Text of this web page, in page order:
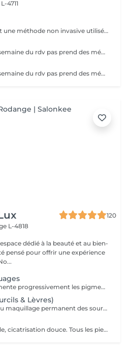
4711
Le détatouage au laser est une méthode non invasive utilisée pour enlever un tatouage de la peau en utilisant un laser. Ce processus est très populaire, car il permet de supprimer les tatouages de manière efficace tout en minimisant les risques de cicatrices. Le principe repose sur l'utilisation d e faisceaux lumineux qui fragmentent les pigments du tatouage.
Pas de rdv nécessaire La semaine du rdv pas prend des médicaments, des anti-inflamatoires, des antibiotiques et de cortisone.
Pas de rdv nécessaire La semaine du rdv pas prend des médicaments, des anti-inflamatoires, des antibiotiques et de cortisone.
120
L-4818
dédié à la beauté et au bien-
pensé pour offrir une expérience
et personnalisée. No...
Le laser Q-Switched fragmente progressivement les pigments du tatouage afin que l'organisme les élimine naturellement. Tatouages noirs Tatouages rouges Tatouages bleus Certains pigments colorés (selon leur composition) En moyenne 4 à 10 séances, espacées de 6 à 8 semaines, sont nécessaires. À LIRE AVANT VOTRE SÉANCE Évitez toute exposition au soleil et aux UV pendant les 2 semaines avant et après la séance. Informez-nous si vous prenez un traitement photosensibilisant. Traitement contre-indiqué pendant la grossesse. Le traitement ne peut pas être réalisé sur une peau infectée, brûlée ou présentant une plaie. Ne pas appliquer de rétinol, d'acides exfoliants ou de produits irritants sur la zone avant et après le traitement. Respectez un délai minimum de 6 à 8 semaines entre chaque séance.
& Lèvres)
Élimination progressive du maquillage permanent des sourcils et des lèvres à l'aide d'un laser Q-Switched. Le nombre de séances dépend de: la couleur du pigment la profondeur d'implantation l'ancienneté du maquillage permanent la réaction individuelle de la peau 17 En moyenne 3 à 8 séances, espacées de 6 à 8 semaines, sont nécessaires. À LIRE AVANT VOTRE SÉANCE Évitez toute exposition au soleil et aux UV pendant les 2 semaines avant et après la séance. Informez-nous si vous prenez un traitement photosensibilisant. Traitement contre-indiqué pendant la grossesse. Le traitement ne peut pas être réalisé sur une peau infectée, brûlée ou présentant une plaie. Ne pas appliquer de rétinol, d'acides exfoliants ou de produits irritants sur la zone avant et après le traitement. Respectez un délai minimum de 6 à 8 semaines entre chaque séance.
piercing classique et rapide, cicatrisation douce. Tous les piercings sont réalisés dans le respect strict des normes d'hygiène, de sécurité et de la législation luxembourgeoise. Le matériel est stérilisé en autoclave, les gants et instruments sont à usage unique, et les bijoux utilisés sont en titane chirurgical hypoallergénique, conforme aux normes européennes. Chaque prestation comprend : *la désinfection complète de la zone, *la pose professionnelle, *les conseils personnalisés de soins et cicatrisation. Âge minimum Règlement au Luxembourg : Le piercing est autorisé à partir de 16 ans. Entre 16 et 18 ans, le client doit être accompagné d'un parent ou tuteur légal pour signer une autorisation écrite avant la séance. Aucun piercing n'est effectué en dessous de 16 ans, sans exception. Avant la séance : Ne pas consommer d'alcool, de caféine ni de médicaments fluidifiant le sang (aspirine, ibuprofène, etc.) pendant 24 h. Avoir bien mangé et dormi avant la séance. La peau doit être propre, sans maquillage ni crème. Après la séance : Ne pas toucher le piercing avec les mains sales. Nettoyer la zone 2 fois par jour avec une solution saline stérile. Éviter piscine, sauna, mer, maquillage ou parfum pendant 10 à 15 jours. Ne jamais tourner ni retirer le bijou avant la cicatrisation complète. Contre-indications : Grossesse, allaitement, diabète non stabilisé. Maladies de la peau ou infections locales. Traitements anticoagulants, immunosuppresseurs ou antibiotiques en cours. Allergies connues aux métaux.